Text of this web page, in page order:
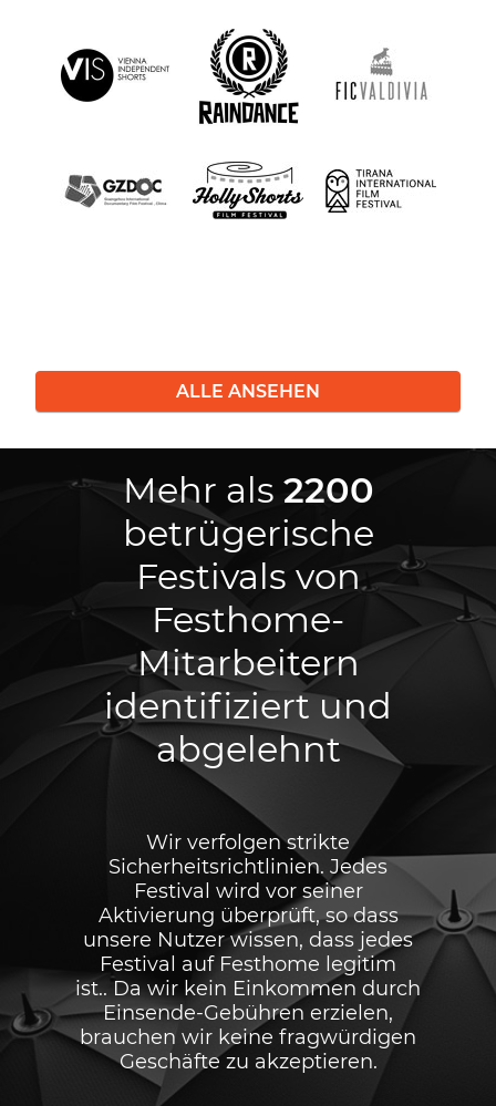
ALLE ANSEHEN
Mehr als 2200
betrügerische
Festivals von
Festhome-
Mitarbeitern
identifiziert und
abgelehnt
Wir verfolgen strikte
Sicherheitsrichtlinien. Jedes
Festival wird vor seiner
Aktivierung überprüft, so dass
unsere Nutzer wissen, dass jedes
Festival auf Festhome legitim
ist.. Da wir kein Einkommen durch
Einsende-Gebühren erzielen,
brauchen wir keine fragwürdigen
Geschäfte zu akzeptieren.